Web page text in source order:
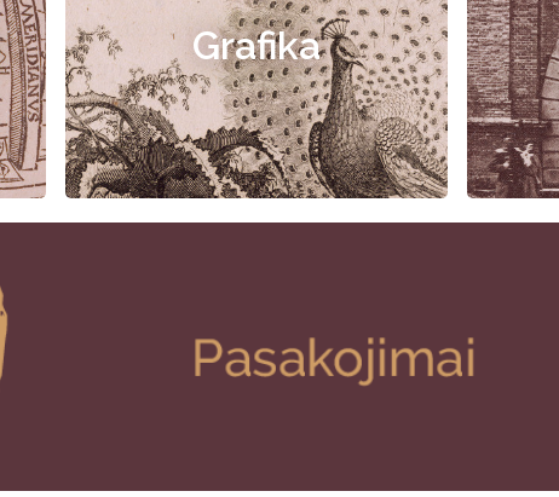
Grafika